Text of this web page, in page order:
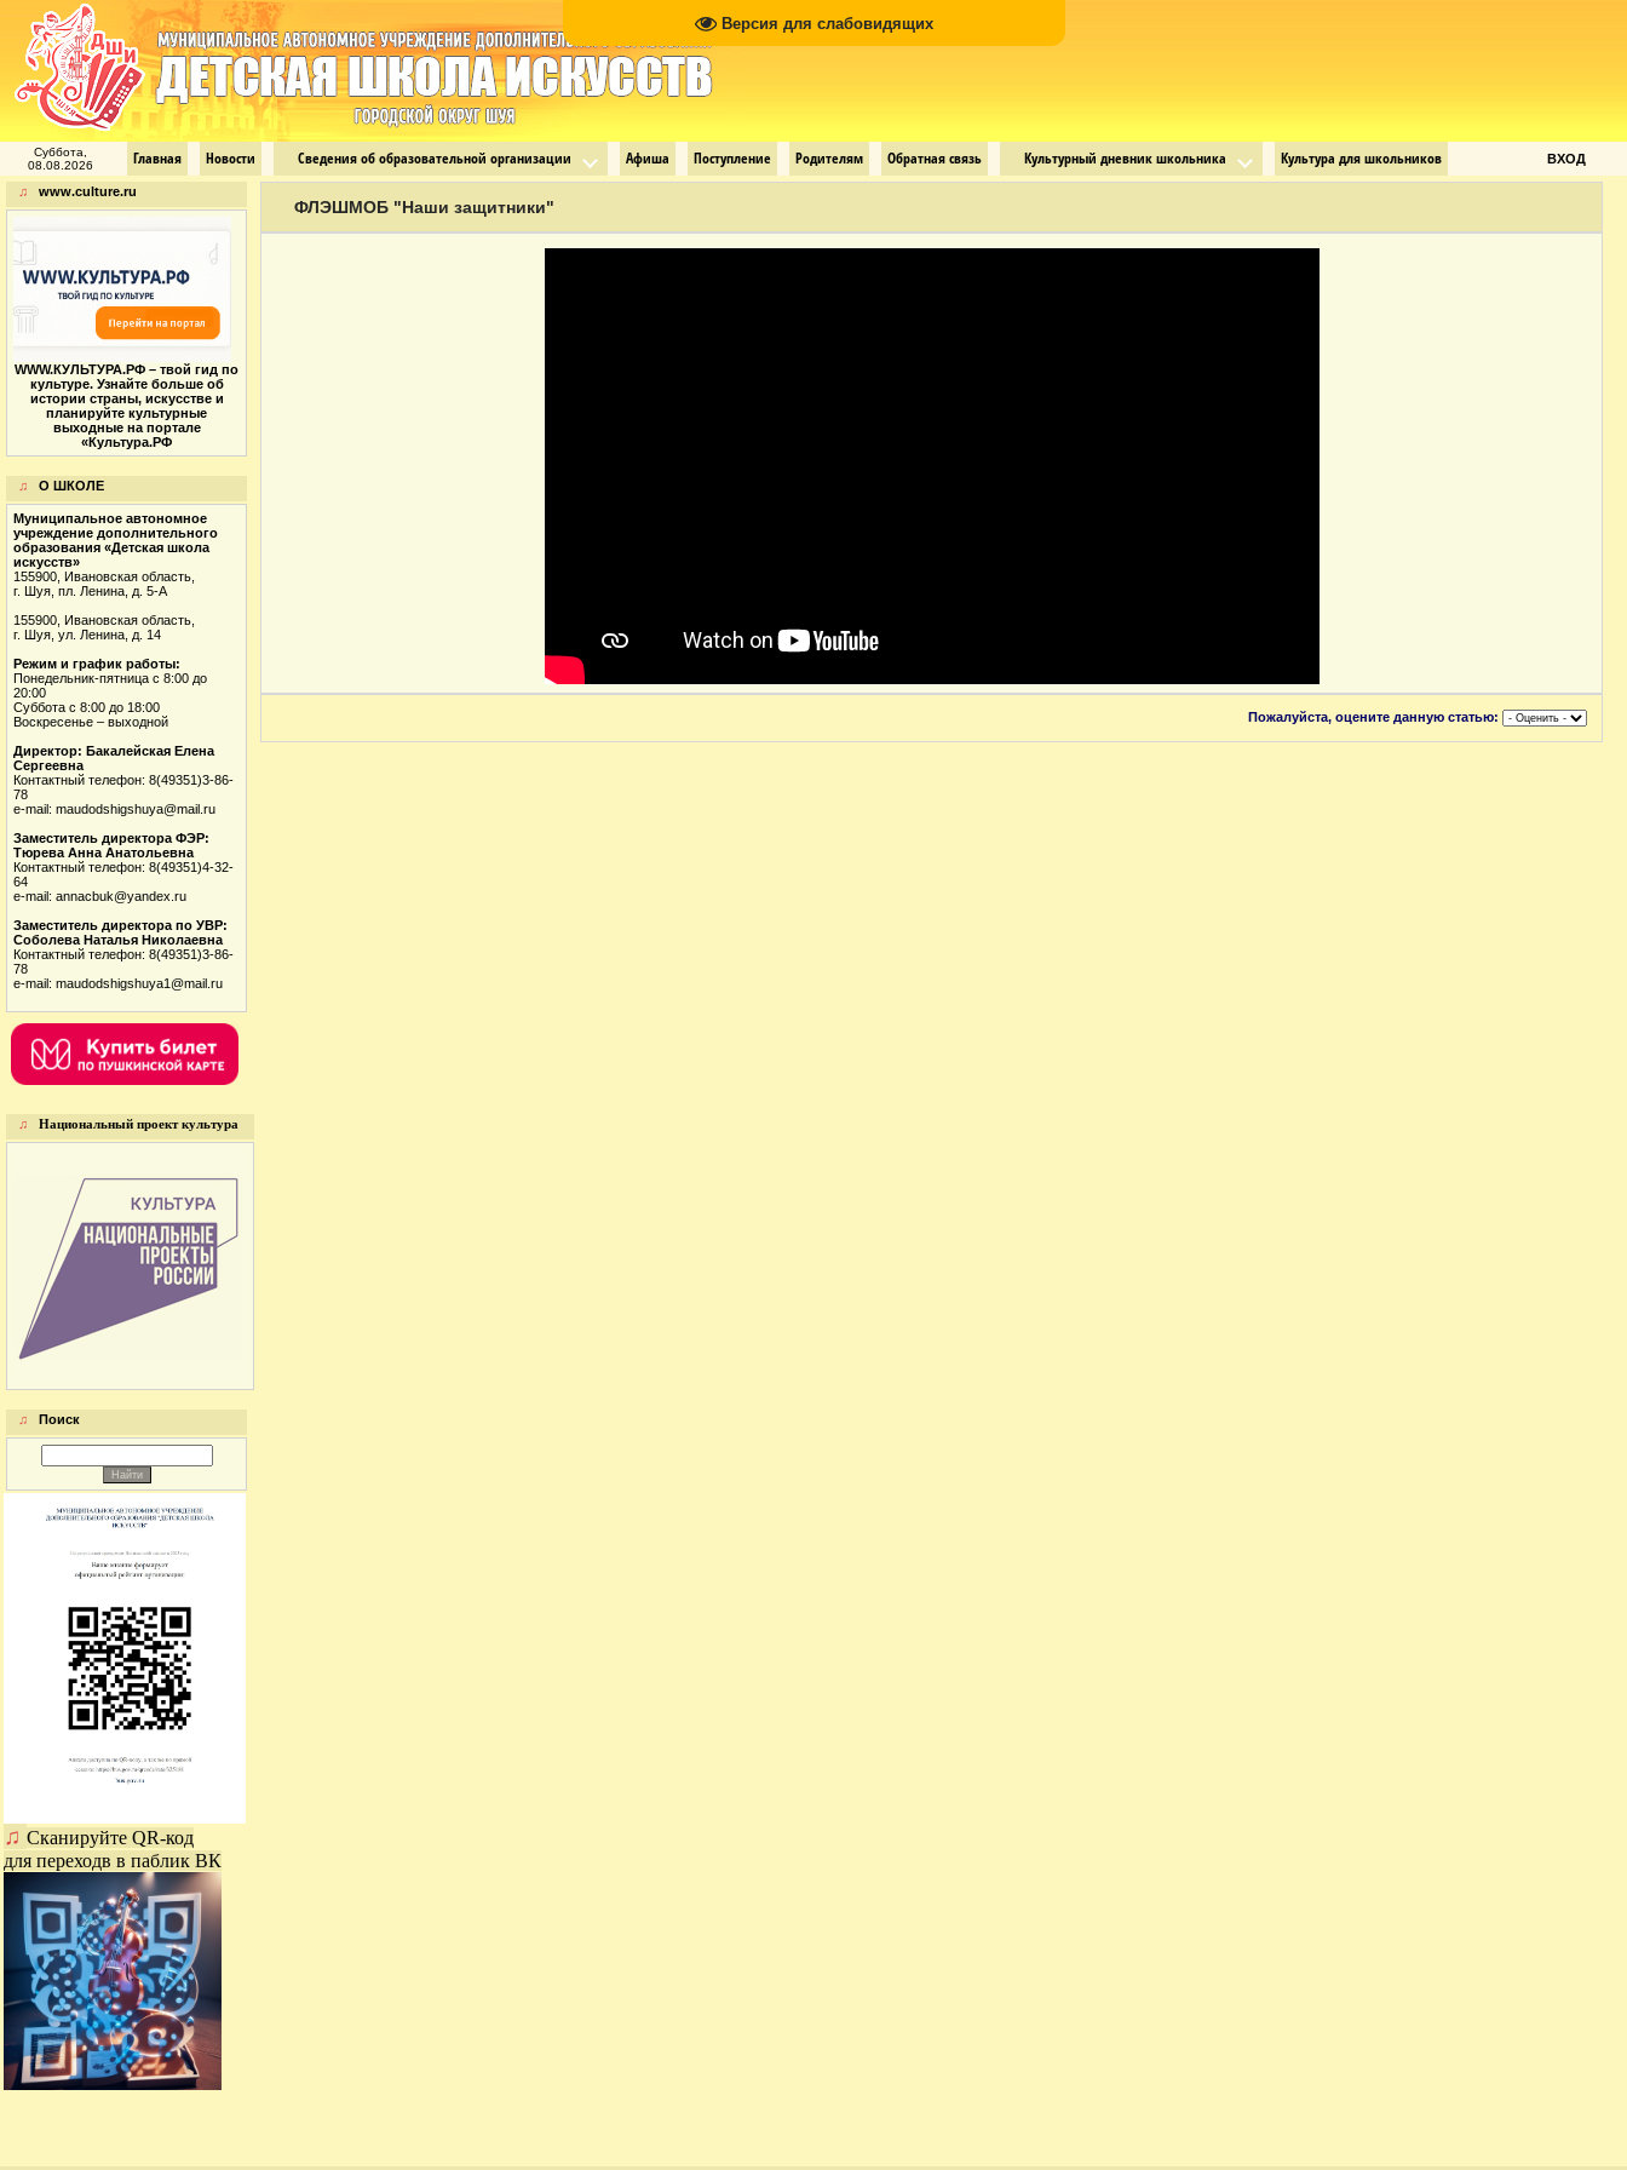
Версия для слабовидящих
Суббота,
08.08.2026
Главная Новости Сведения об образовательной организации Афиша Поступление Родителям Обратная связь Культурный дневник школьника Культура для школьников ВХОД
♫ www.culture.ru
WWW.КУЛЬТУРА.РФ – твой гид по
культуре. Узнайте больше об
истории страны, искусстве и
планируйте культурные
выходные на портале
«Культура.РФ
♫ О ШКОЛЕ
Муниципальное автономное
учреждение дополнительного
образования «Детская школа
искусств»
155900, Ивановская область,
г. Шуя, пл. Ленина, д. 5-А
155900, Ивановская область,
г. Шуя, ул. Ленина, д. 14
Режим и график работы:
Понедельник-пятница с 8:00 до
20:00
Суббота с 8:00 до 18:00
Воскресенье – выходной
Директор: Бакалейская Елена
Сергеевна
Контактный телефон: 8(49351)3-86-
78
e-mail: maudodshigshuya@mail.ru
Заместитель директора ФЭР:
Тюрева Анна Анатольевна
Контактный телефон: 8(49351)4-32-
64
e-mail: annacbuk@yandex.ru
Заместитель директора по УВР:
Соболева Наталья Николаевна
Контактный телефон: 8(49351)3-86-
78
e-mail: maudodshigshuya1@mail.ru
♫ Национальный проект культура
♫ Поиск
♫ Сканируйте QR-код
для переходв в паблик ВК
ФЛЭШМОБ "Наши защитники"
Пожалуйста, оцените данную статью: